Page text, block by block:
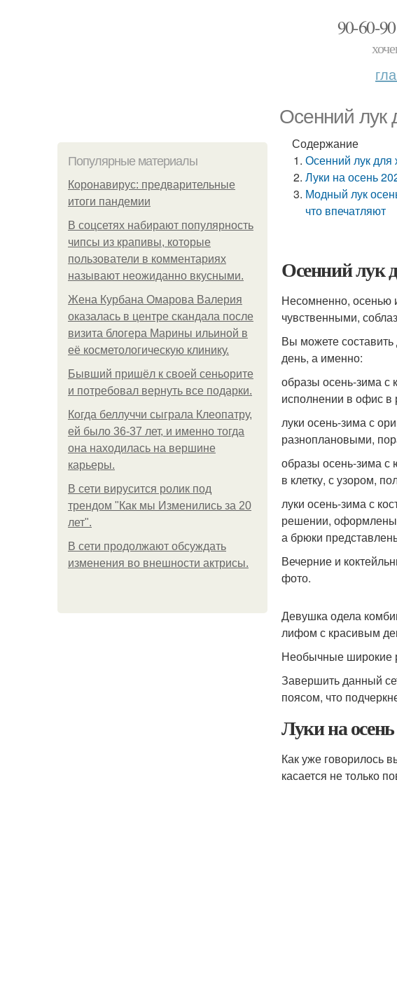
90-60-
Осенний лук
Популярные материалы
Коронавирус: предварительные
итоги пандемии
В соцсетях набирают популярность
чипсы из крапивы, которые
пользователи в комментариях
называют неожиданно вкусными.
Жена Курбана Омарова Валерия
оказалась в центре скандала после
визита блогера Марины ильиной в
её косметологическую клинику.
Бывший пришёл к своей сеньорите
и потребовал вернуть все подарки.
Когда беллуччи сыграла Клеопатру,
ей было 36-37 лет, и именно тогда
она находилась на вершине
карьеры.
В сети вирусится ролик под
трендом "Как мы Изменились за 20
лет".
В сети продолжают обсуждать
изменения во внешности актрисы.
Содержание
Осенний лук
Луки на осень
Модный лук
что впечатляют
Осенний лук
Несомненно, осенью
чувственными,
Вы можете
день, а именно:
образы осень-зима с
исполнении в офис в
луки осень-зима с
разноплановыми,
образы осень-зима с
в клетку, с узором,
луки осень-зима с
решении, оформлены
а брюки
Вечерние и
фото.
Девушка одела
лифом с красивым
Необычные широкие
Завершить данный
поясом, что
Луки на
Как уже говорилось
касается не только